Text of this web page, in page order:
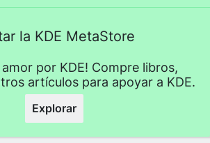
la KDE MetaStore
amor por KDE! Compre libros,
artículos para apoyar a KDE.
Explorar